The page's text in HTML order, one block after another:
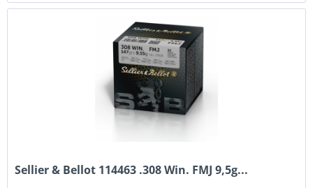
Sellier & Bellot 114463 .308 Win. FMJ 9,5g...